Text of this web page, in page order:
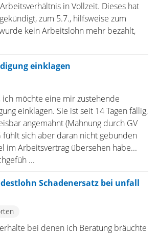
in Vollzeit. Dieses hat
zum 5.7., hilfsweise zum
kein Arbeitslohn mehr bezahlt,
einklagen
ich möchte eine mir zustehende
einklagen. Sie ist seit 14 Tagen fällig,
angemahnt (Mahnung durch GV
fühlt sich aber daran nicht gebunden
im Arbeitsvertrag übersehen habe...
...
Schadenersatz bei unfall
bei denen ich Beratung bräuchte